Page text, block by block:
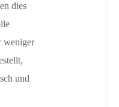
dies
weniger
und